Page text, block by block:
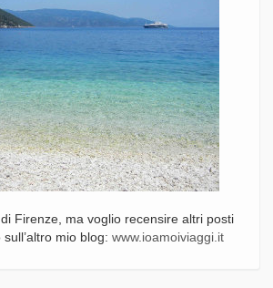
Firenze, ma voglio recensire altri posti
mio blog: www.ioamoiviaggi.it